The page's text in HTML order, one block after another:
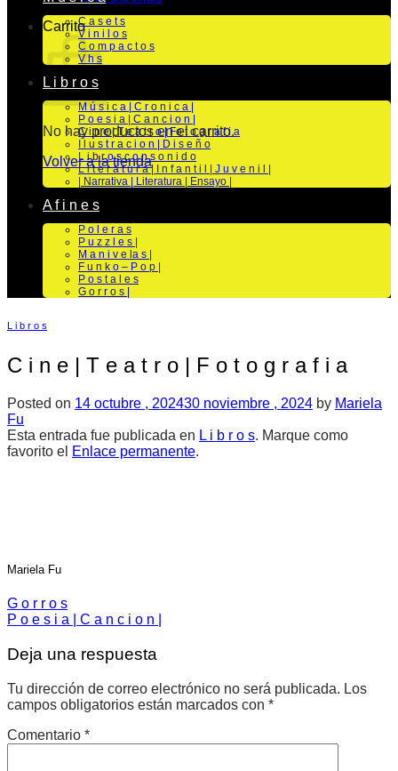
Carrito
No hay productos en el carrito.
Volver a la tienda
C a s e t s
V i n i l o s
C o m p a c t o s
V h s
L i b r o s
M ú s i c a | C r o n i c a |
P o e s i a | C a n c i o n |
C i n e | T e a t r o | Fo t o g r a f i a
I l u s t r a c i o n | D i s e ñ o
L i b r o s c o n s o n i d o
L i t e r a t u r a | I n f a n t i l | J u v e n i l |
| Narrativa | Literatura | Ensayo |
A f i n e s
P o l e r a s
P u z z l e s |
M a n i v e la s |
F u n k o – P o p |
P o s t a l e s
G o r r o s |
L i b r o s
C i n e | T e a t r o | F o t o g r a f i a
Posted on 14 octubre , 202430 noviembre , 2024 by Mariela
Fu
Esta entrada fue publicada en L i b r o s. Marque como
favorito el Enlace permanente.
Mariela Fu
G o r r o s
P o e s i a | C a n c i o n |
Deja una respuesta
Tu dirección de correo electrónico no será publicada. Los
campos obligatorios están marcados con *
Comentario *